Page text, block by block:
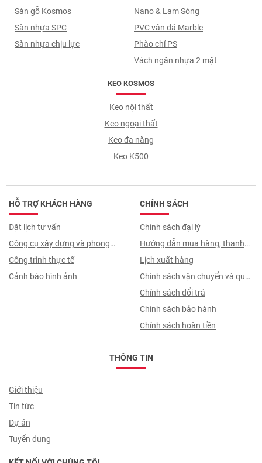
Nano & Lam Sóng
PVC vân đá Marble
Phào chỉ PS
Vách ngăn nhựa 2 mặt
Sàn gỗ Kosmos
Sàn nhựa SPC
Sàn nhựa chịu lực
KEO KOSMOS
Keo nội thất
Keo ngoại thất
Keo đa năng
Keo K500
HỖ TRỢ KHÁCH HÀNG
Đặt lịch tư vấn
Công cụ xây dựng và phong
thuỷ
Công trình thực tế
Cảnh báo hình ảnh
CHÍNH SÁCH
Chính sách đại lý
Hướng dẫn mua hàng, thanh
toán, quy trình ký hợp đồng
Lịch xuất hàng
Chính sách vận chuyển và quy
trình giao nhận
Chính sách đổi trả
Chính sách bảo hành
Chính sách hoàn tiền
THÔNG TIN
Giới thiệu
Tin tức
Dự án
Tuyển dụng